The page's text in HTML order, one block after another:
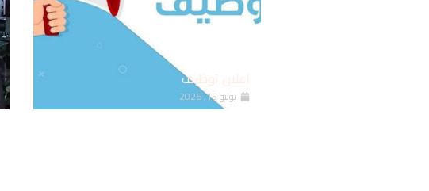
اعلان توظيف
يونيو 15, 2026